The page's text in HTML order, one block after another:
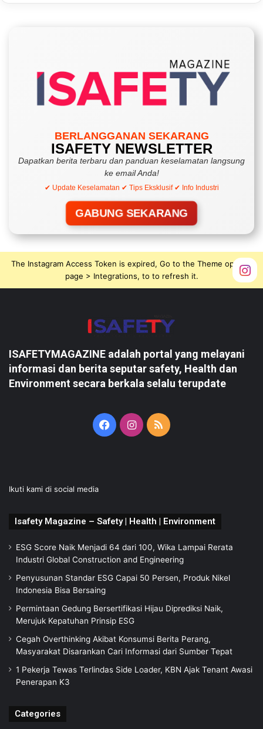
BERLANGGANAN SEKARANG
ISAFETY NEWSLETTER
Dapatkan berita terbaru dan panduan keselamatan langsung
ke email Anda!
✔ Update Keselamatan ✔ Tips Eksklusif ✔ Info Industri
GABUNG SEKARANG
The Instagram Access Token is expired, Go to the Theme options
page > Integrations, to to refresh it.
ISAFETYMAGAZINE adalah portal yang melayani
informasi dan berita seputar safety, Health dan
Environment secara berkala selalu terupdate
FacebookInstagram
RSS
Ikuti kami di social media
Isafety Magazine – Safety | Health | Environment
ESG Score Naik Menjadi 64 dari 100, Wika Lampai Rerata
Industri Global Construction and Engineering
Penyusunan Standar ESG Capai 50 Persen, Produk Nikel
Indonesia Bisa Bersaing
Permintaan Gedung Bersertifikasi Hijau Diprediksi Naik,
Merujuk Kepatuhan Prinsip ESG
Cegah Overthinking Akibat Konsumsi Berita Perang,
Masyarakat Disarankan Cari Informasi dari Sumber Tepat
1 Pekerja Tewas Terlindas Side Loader, KBN Ajak Tenant Awasi
Penerapan K3
Categories